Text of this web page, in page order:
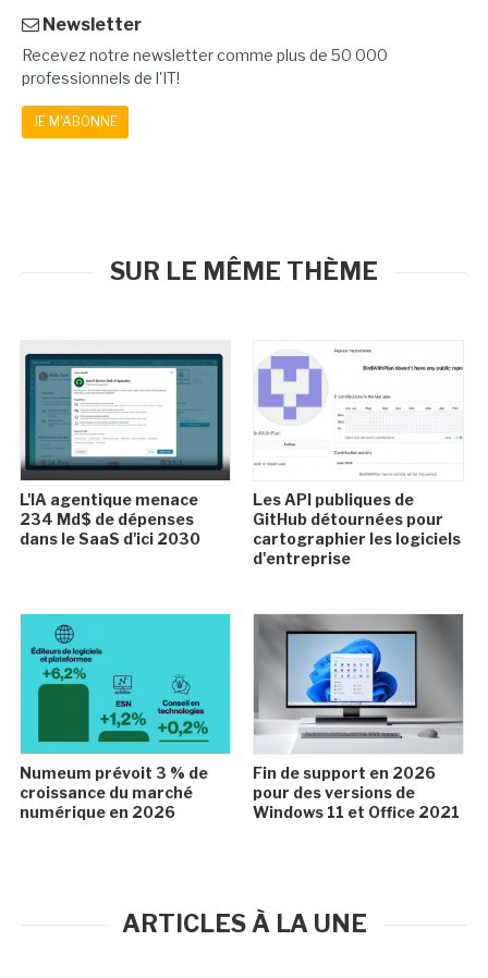
Newsletter
Recevez notre newsletter comme plus de 50 000
professionnels de l'IT!
JE M'ABONNE
SUR LE MÊME THÈME
L'IA agentique menace
234 Md$ de dépenses
dans le SaaS d'ici 2030
Les API publiques de
GitHub détournées pour
cartographier les logiciels
d'entreprise
Numeum prévoit 3 % de
croissance du marché
numérique en 2026
Fin de support en 2026
pour des versions de
Windows 11 et Office 2021
ARTICLES À LA UNE